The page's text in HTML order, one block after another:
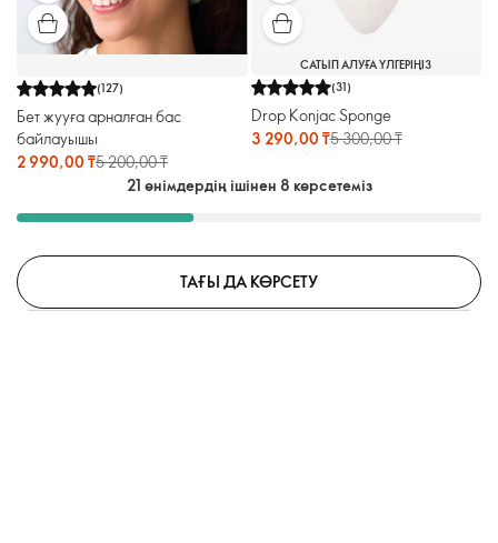
(127)
Бет жууға арналған бас
байлауышы
2 990,00 ₸5 200,00 ₸
САТЫП АЛУҒА ҮЛГЕРІҢІЗ
(31)
Drop Konjac Sponge
3 290,00 ₸5 300,00 ₸
21 өнімдердің ішінен 8 көрсетеміз
ТАҒЫ ДА КӨРСЕТУ